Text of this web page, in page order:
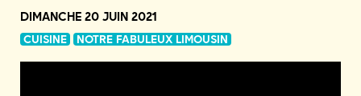
DIMANCHE 20 JUIN 2021
CUISINE NOTRE FABULEUX LIMOUSIN